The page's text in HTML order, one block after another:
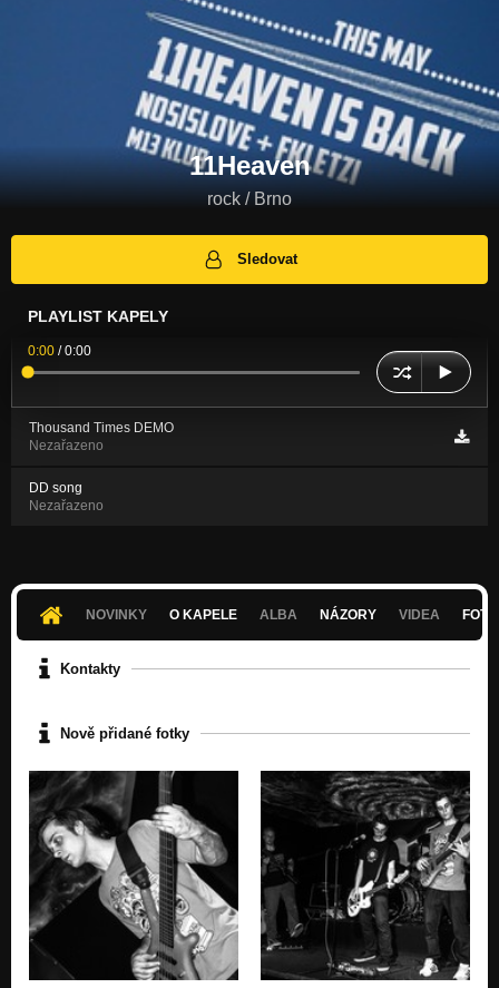
11Heaven
rock / Brno
Sledovat
PLAYLIST KAPELY
0:00 /0:00
Thousand Times DEMO
Nezařazeno
DD song
Nezařazeno
NOVINKY O KAPELE ALBA NÁZORY VIDEA
Kontakty
Nově přidané fotky